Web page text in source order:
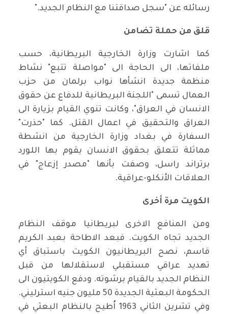
رسائله عن "سجل صداقتنا مع النظام الجديد".
قلق من حملة تضامن
كما اشارت وزارة الخارجية البريطانية، حسب
ملفاتها، الى الحاجة الى "مواصلة تتبع" نشاط
منظمة جديدة انشأها نواب برلمان من حزب
العمال تسمى "اللجنة البريطانية للدفاع عن حقوق
الانسان في العراق"، وكانت تنوي القيام بزيارة الى
العراق والتحقيق في اعمال القتل. كما "حذرت"
السفارة في بغداد وزارة الخارجية من انشطة
مماثلة تتعلق بحقوق الانسان يقوم بها اللورد
برتراند راسل، وصفت بأنها "مصدر إزعاج" في
العلاقات الأنكلو-عراقية.
الكويت مرة أخرى
ومن المنافع الاخرى لبريطانيا موقف النظام
الجديد تجاه الكويت. فبعد الاطاحة بعبد الكريم
قاسم، نصح البريطانيون الكويت باستباق أي
تهديد عراقي مستقبلي لاستقلالها من قبل
النظام الجديد بالقيام برشوته. ودفع الكويتيون الى
الحكومة البعثية الجديدة 50 مليون جنيه استرليني
.
وفي تشرين الثاني 1963 اُطيح بالنظام البعثي في